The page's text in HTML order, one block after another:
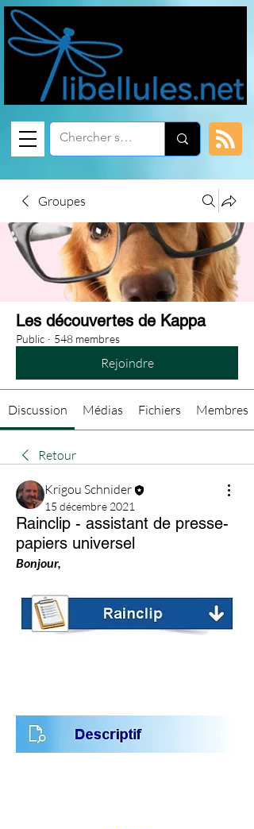
Groupes
Les découvertes de Kappa
Public · 548 membres
Rejoindre
Discussion Médias Fichiers Membres
Retour
Krigou Schnider
15 décembre 2021
Rainclip - assistant de presse-
papiers universel
Bonjour,